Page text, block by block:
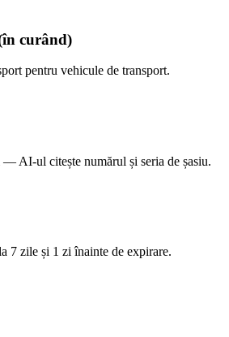
curând)
pentru vehicule de transport.
AI-ul citește numărul și seria de șasiu.
7 zile și 1 zi înainte de expirare.